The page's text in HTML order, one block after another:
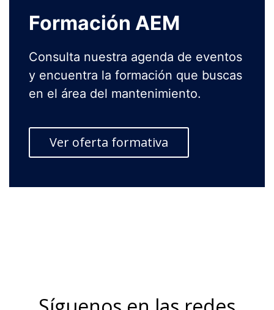
Formación AEM
Consulta nuestra agenda de eventos
y encuentra la formación que buscas
en el área del mantenimiento.
Ver oferta formativa